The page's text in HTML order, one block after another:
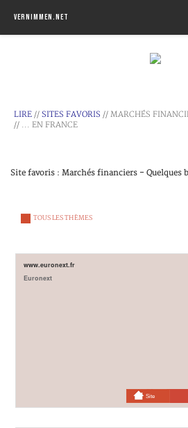
Vernimmen.net
LIRE // SITES FAVORIS // MARCHÉS
// ... EN FRANCE
Site favoris : Marchés financiers - Quelques
TOUS LES THÈMES
www.euronext.fr
Euronext
Site